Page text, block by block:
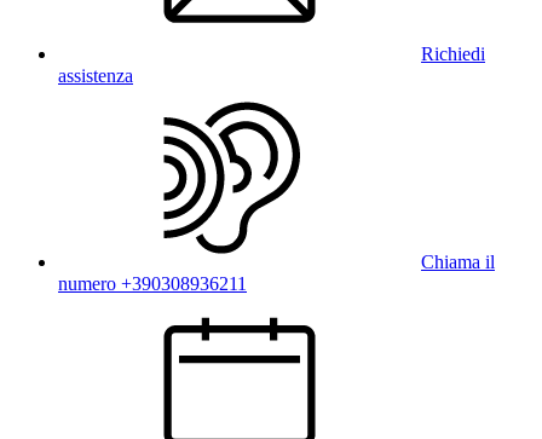
Richiedi
assistenza
Chiama il
numero +390308936211